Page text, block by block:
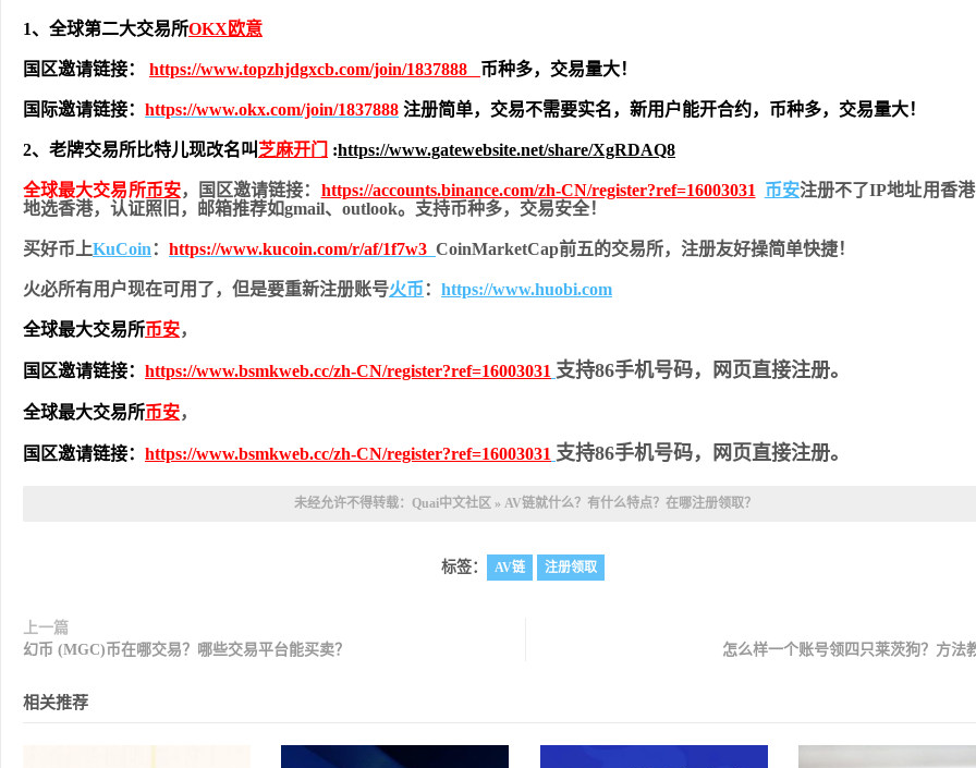
1、全球第二大交易所OKX欧意
国区邀请链接： https://www.topzhjdgxcb.com/join/1837888 币种多，交易量大！
国际邀请链接： https://www.okx.com/join/1837888 注册简单，交易不需要实名，新用户能开合约， 币种多，交易量大！
2、老牌交易所比特儿现改名叫 芝麻开门 :https://www.gatewebsite.net/share/XgRDAQ8
全球最大交易所币安，国区邀请链接： https://accounts.binance.com/zh-CN/register?ref=16003031 币安注册不了IP地址用香
地选香港，认证照旧， 邮箱推荐如gmail、outlook。支持币种多，交易安全！
买好币上KuCoin ： https://www.kucoin.com/r/af/1f7w3 CoinMarketCap前五的交易所，注册友好操简单快捷！
火必所有用户现在可用了，但是要重新注册账号火币 ： https://www.huobi.com
全球最大交易所币安，
国区邀请链接： https://www.bsmkweb.cc/zh-CN/register?ref=16003031 支持86手机号码，网页直接注册。
全球最大交易所币安，
国区邀请链接： https://www.bsmkweb.cc/zh-CN/register?ref=16003031 支持86手机号码，网页直接注册。
未经允许不得转载： Quai中文社区» AV链就什么？有什么特点？在哪注册领取？
标签： AV链 注册领取
上一篇
幻币 (MGC)币在哪交易？哪些交易平台能买卖？
怎么样一个账号领四只莱茨狗？方法
相关推荐